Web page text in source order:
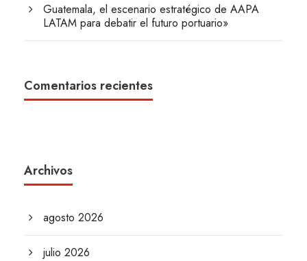
Guatemala, el escenario estratégico de AAPA
LATAM para debatir el futuro portuario»
Comentarios recientes
Archivos
agosto 2026
julio 2026